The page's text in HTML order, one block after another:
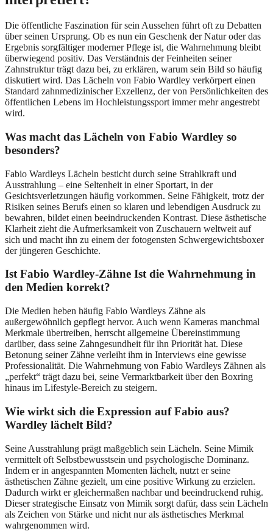
Die öffentliche Faszination für sein Aussehen führt oft zu Debatten
über seinen Ursprung. Ob es nun ein Geschenk der Natur oder das
Ergebnis sorgfältiger moderner Pflege ist, die Wahrnehmung bleibt
überwiegend positiv. Das Verständnis der Feinheiten seiner
Zahnstruktur trägt dazu bei, zu erklären, warum sein Bild so häufig
diskutiert wird. Das Lächeln von Fabio Wardley verkörpert einen
Standard zahnmedizinischer Exzellenz, der von Persönlichkeiten des
öffentlichen Lebens im Hochleistungssport immer mehr angestrebt
wird.
Was macht das Lächeln von Fabio Wardley so
besonders?
Fabio Wardleys Lächeln besticht durch seine Strahlkraft und
Ausstrahlung – eine Seltenheit in einer Sportart, in der
Gesichtsverletzungen häufig vorkommen. Seine Fähigkeit, trotz der
Risiken seines Berufs einen so klaren und lebendigen Ausdruck zu
bewahren, bildet einen beeindruckenden Kontrast. Diese ästhetische
Klarheit zieht die Aufmerksamkeit von Zuschauern weltweit auf
sich und macht ihn zu einem der fotogensten Schwergewichtsboxer
der jüngeren Geschichte.
Ist Fabio Wardley-Zähne Ist die Wahrnehmung in
den Medien korrekt?
Die Medien heben häufig Fabio Wardleys Zähne als
außergewöhnlich gepflegt hervor. Auch wenn Kameras manchmal
Merkmale übertreiben, herrscht allgemeine Übereinstimmung
darüber, dass seine Zahngesundheit für ihn Priorität hat. Diese
Betonung seiner Zähne verleiht ihm in Interviews eine gewisse
Professionalität. Die Wahrnehmung von Fabio Wardleys Zähnen als
„perfekt“ trägt dazu bei, seine Vermarktbarkeit über den Boxring
hinaus im Lifestyle-Bereich zu steigern.
Wie wirkt sich die Expression auf Fabio aus?
Wardley lächelt Bild?
Seine Ausstrahlung prägt maßgeblich sein Lächeln. Seine Mimik
vermittelt oft Selbstbewusstsein und psychologische Dominanz.
Indem er in angespannten Momenten lächelt, nutzt er seine
ästhetischen Zähne gezielt, um eine positive Wirkung zu erzielen.
Dadurch wirkt er gleichermaßen nachbar und beeindruckend ruhig.
Dieser strategische Einsatz von Mimik sorgt dafür, dass sein Lächeln
als Zeichen von Stärke und nicht nur als ästhetisches Merkmal
wahrgenommen wird.